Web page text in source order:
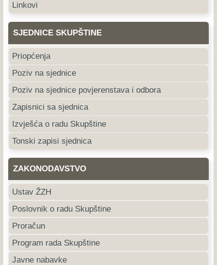
Linkovi
SJEDNICE SKUPŠTINE
Priopćenja
Poziv na sjednice
Poziv na sjednice povjerenstava i odbora
Zapisnici sa sjednica
Izvješća o radu Skupštine
Tonski zapisi sjednica
ZAKONODAVSTVO
Ustav ŽZH
Poslovnik o radu Skupštine
Proračun
Program rada Skupštine
Javne nabavke